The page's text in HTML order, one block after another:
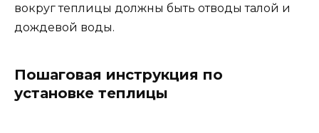
вокруг теплицы должны быть отводы талой и
дождевой воды.
Пошаговая инструкция по
установке теплицы